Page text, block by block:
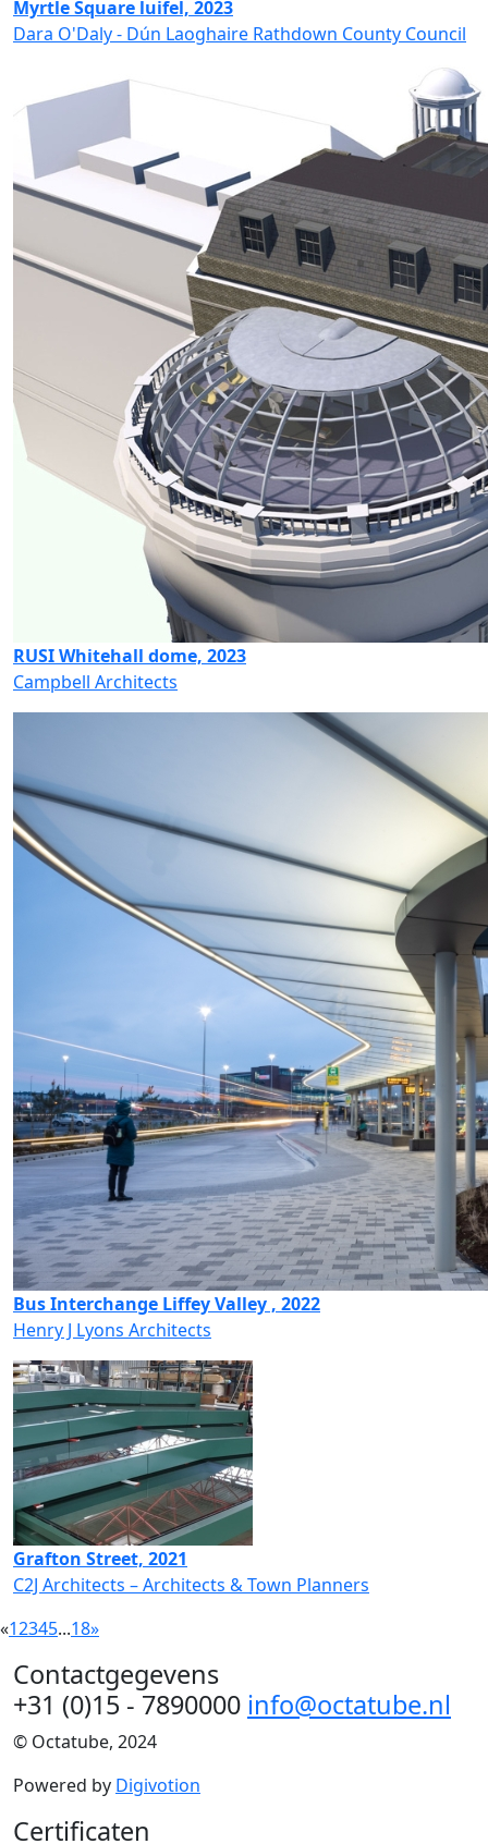
Myrtle Square luifel, 2023
Dara O'Daly - Dún Laoghaire Rathdown County Council
RUSI Whitehall dome, 2023
Campbell Architects
Bus Interchange Liffey Valley , 2022
Henry J Lyons Architects
Grafton Street, 2021
C2J Architects – Architects & Town Planners
«12345...18»
Contactgegevens
+31 (0)15 - 7890000 info@octatube.nl
© Octatube, 2024
Powered by Digivotion
Certificaten